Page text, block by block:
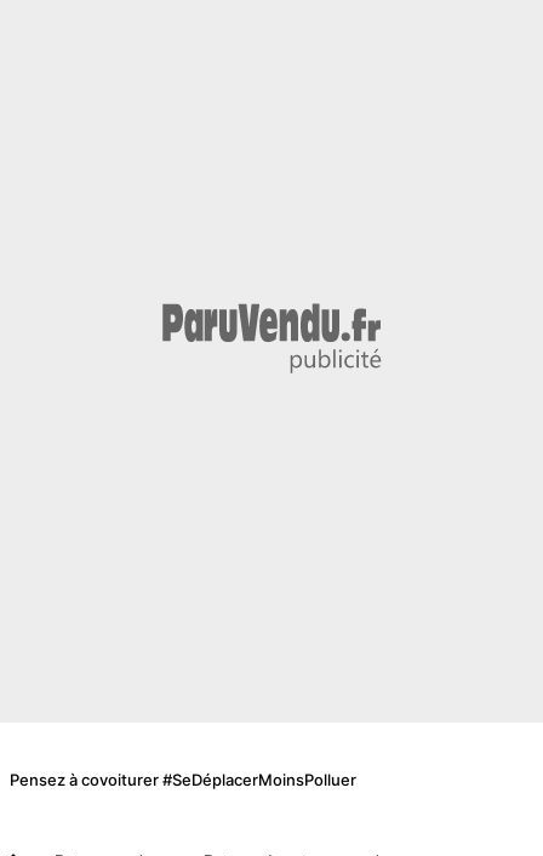
Pensez à covoiturer #SeDéplacerMoinsPolluer